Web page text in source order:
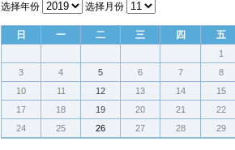
选择年份 选择月份
日 一 二 三 四 五
1
3
4 5 6 7 8
10
11 12 13 14 15
17
18 19 20 21 22
24
25 26 27 28 29